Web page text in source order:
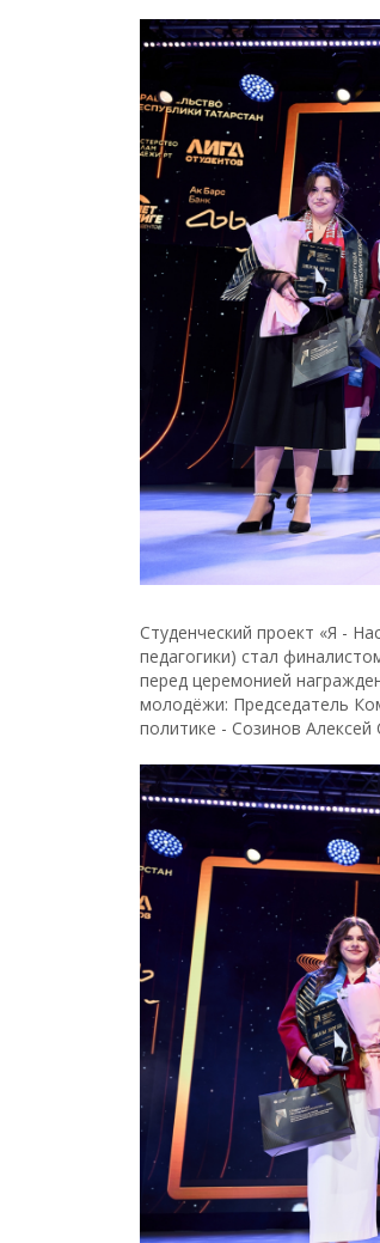
Студенческий проект «Я -
педагогики) стал
перед церемонией
молодёжи: Председатель
политике - Созинов Алексей